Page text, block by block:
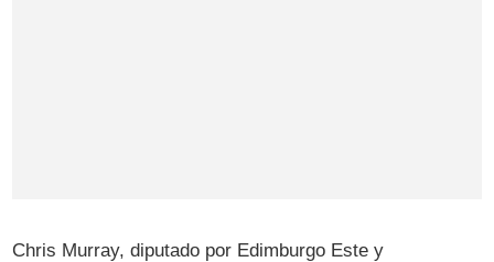
Chris Murray, diputado por Edimburgo Este y